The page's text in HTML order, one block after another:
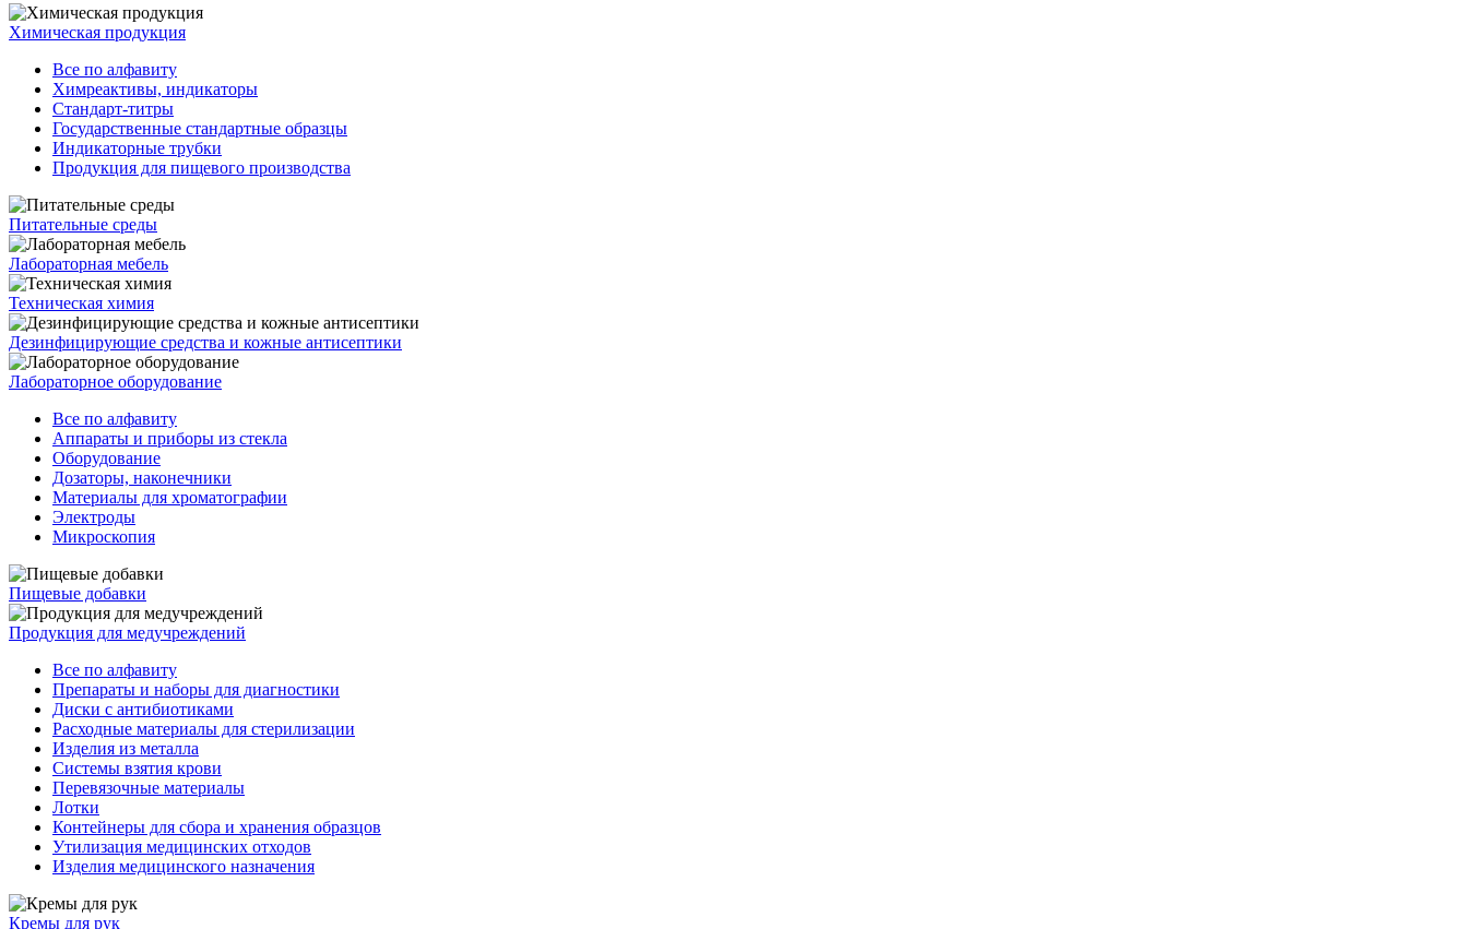
Химическая продукция
Все по алфавиту
Химреактивы, индикаторы
Стандарт-титры
Государственные стандартные образцы
Индикаторные трубки
Продукция для пищевого производства
Питательные среды
Лабораторная мебель
Техническая химия
Дезинфицирующие средства и кожные антисептики
Лабораторное оборудование
Все по алфавиту
Аппараты и приборы из стекла
Оборудование
Дозаторы, наконечники
Материалы для хроматографии
Электроды
Микроскопия
Пищевые добавки
Продукция для медучреждений
Все по алфавиту
Препараты и наборы для диагностики
Диски с антибиотиками
Расходные материалы для стерилизации
Изделия из металла
Системы взятия крови
Перевязочные материалы
Лотки
Контейнеры для сбора и хранения образцов
Утилизация медицинских отходов
Изделия медицинского назначения
Кремы для рук